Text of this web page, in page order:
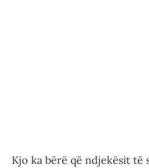
Kjo ka bërë që ndjekësit të